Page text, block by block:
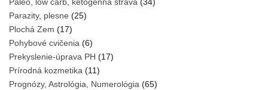
Parazity, plesne (25)
Plochá Zem (17)
Pohybové cvičenia (6)
Prekyslenie-úprava PH (17)
Prírodná kozmetika (11)
Prognózy, Astrológia, Numerológia (65)